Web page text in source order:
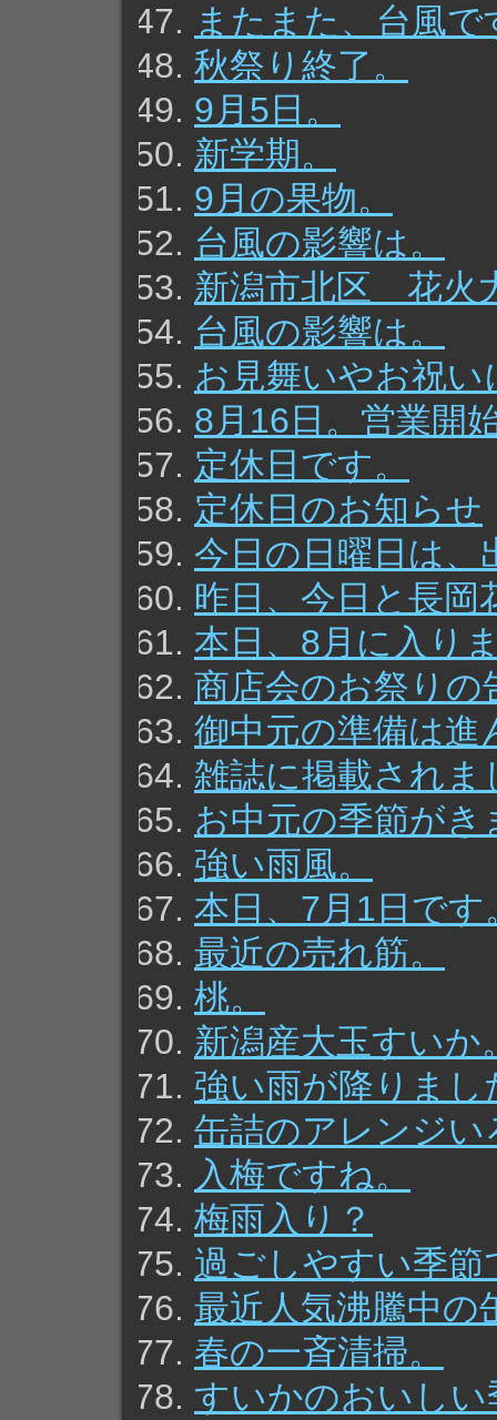
またまた、台風で
秋祭り終了。
9月5日。
新学期。
9月の果物。
台風の影響は。
新潟市北区 花火
台風の影響は。
お見舞いやお祝い
8月16日。営業開
定休日です。
定休日のお知らせ
今日の日曜日は、
昨日、今日と長岡
本日、8月に入り
商店会のお祭りの
御中元の準備は進
雑誌に掲載されま
お中元の季節がき
強い雨風。
本日、7月1日です
最近の売れ筋。
桃。
新潟産大玉すいか
強い雨が降りまし
缶詰のアレンジい
入梅ですね。
梅雨入り？
過ごしやすい季節
最近人気沸騰中の
春の一斉清掃。
すいかのおいしい